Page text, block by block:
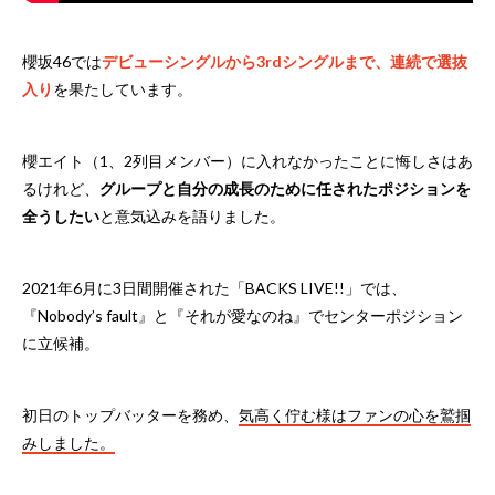
櫻坂46ではデビューシングルから3rdシングルまで、連続で選抜
入り を果たしています。
櫻エイト（1、2列目メンバー）に入れなかったことに悔しさはあ
るけれど、 グループと自分の成長のために任されたポジションを
全うしたいと意気込みを語りました。
2021年6月に3日間開催された「BACKS LIVE!!」では、
『Nobody’s fault』と『それが愛なのね』でセンターポジション
に立候補。
初日のトップバッターを務め、 気高く佇む様はファンの心を鷲掴
みしました。